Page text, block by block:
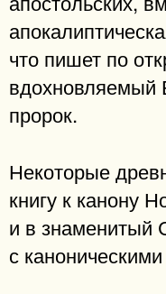
что пишет по
пророк.
Некоторые
книгу к канону
и в знаменитый
с